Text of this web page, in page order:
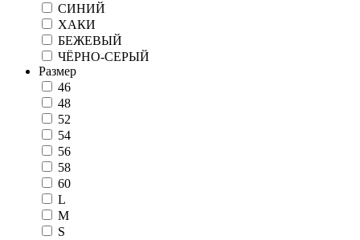
СИНИЙ
ХАКИ
БЕЖЕВЫЙ
ЧЁРНО-СЕРЫЙ
Размер
46
48
52
54
56
58
60
L
M
S